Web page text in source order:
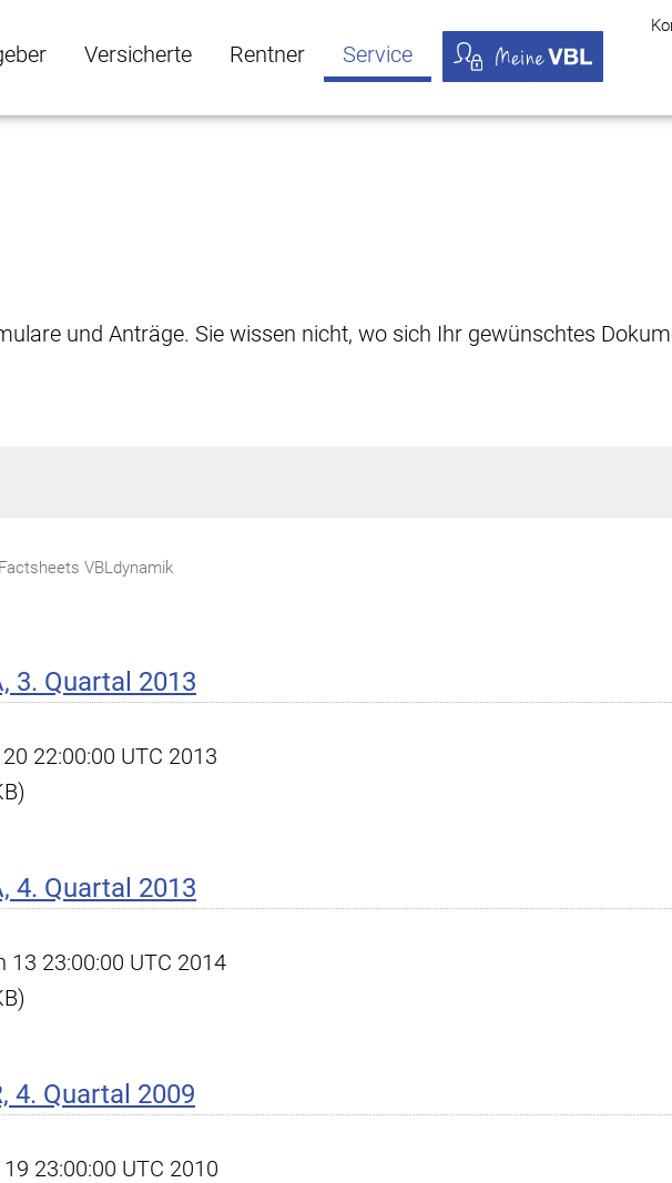
Versicherte Rentner Service
und Anträge. Sie wissen nicht, wo sich Ihr gewünschtes
Factsheets VBLdynamik
3. Quartal 2013
22:00:00 UTC 2013
4. Quartal 2013
23:00:00 UTC 2014
4. Quartal 2009
23:00:00 UTC 2010